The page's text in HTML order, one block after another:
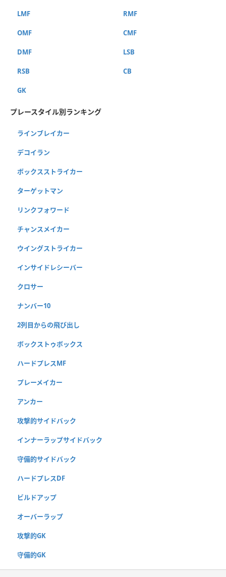
LMF RMF
OMF CMF
DMF LSB
RSB CB
GK
プレースタイル別ランキング
ラインブレイカー
デコイラン
ボックスストライカー
ターゲットマン
リンクフォワード
チャンスメイカー
ウイングストライカー
インサイドレシーバー
クロサー
ナンバー10
2列目からの飛び出し
ボックストゥボックス
ハードプレスMF
プレーメイカー
アンカー
攻撃的サイドバック
インナーラップサイドバック
守備的サイドバック
ハードプレスDF
ビルドアップ
オーバーラップ
攻撃的GK
守備的GK